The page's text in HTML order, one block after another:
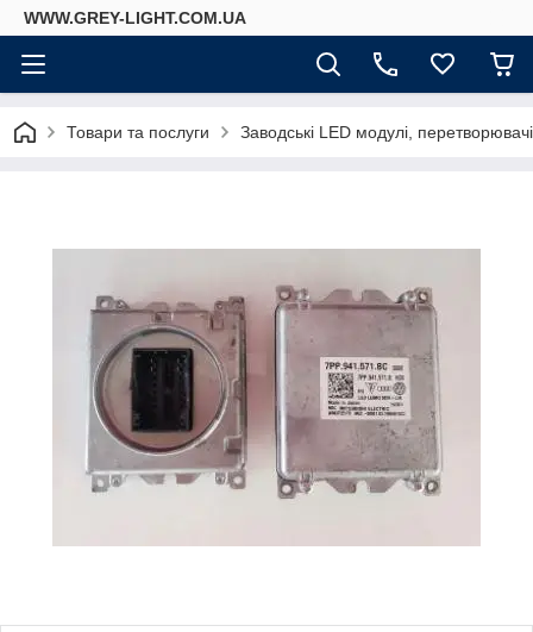
WWW.GREY-LIGHT.COM.UA
Товари та послуги Заводські LED модулі,